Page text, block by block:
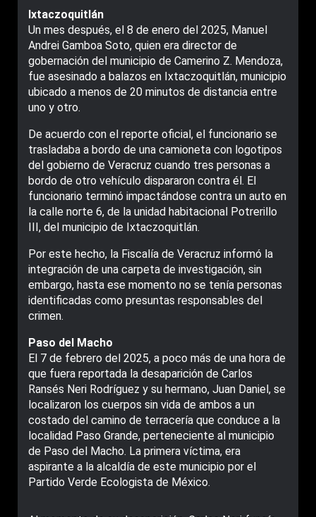
Ixtaczoquitlán
Un mes después, el 8 de enero del 2025, Manuel
Andrei Gamboa Soto, quien era director de
gobernación del municipio de Camerino Z. Mendoza,
fue asesinado a balazos en Ixtaczoquitlán, municipio
ubicado a menos de 20 minutos de distancia entre
uno y otro.
De acuerdo con el reporte oficial, el funcionario se
trasladaba a bordo de una camioneta con logotipos
del gobierno de Veracruz cuando tres personas a
bordo de otro vehículo dispararon contra él. El
funcionario terminó impactándose contra un auto en
la calle norte 6, de la unidad habitacional Potrerillo
III, del municipio de Ixtaczoquitlán.
Por este hecho, la Fiscalía de Veracruz informó la
integración de una carpeta de investigación, sin
embargo, hasta ese momento no se tenía personas
identificadas como presuntas responsables del
crimen.
Paso del Macho
El 7 de febrero del 2025, a poco más de una hora de
que fuera reportada la desaparición de Carlos
Ransés Neri Rodríguez y su hermano, Juan Daniel, se
localizaron los cuerpos sin vida de ambos a un
costado del camino de terracería que conduce a la
localidad Paso Grande, perteneciente al municipio
de Paso del Macho. La primera víctima, era
aspirante a la alcaldía de este municipio por el
Partido Verde Ecologista de México.